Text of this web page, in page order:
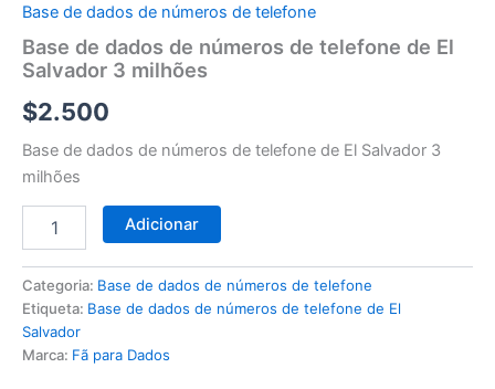
Base de dados de números de telefone
Base de dados de números de telefone de El
Salvador 3 milhões
$2.500
Base de dados de números de telefone de El Salvador 3
milhões
Adicionar
Categoria: Base de dados de números de telefone
Etiqueta: Base de dados de números de telefone de El
Salvador
Marca: Fã para Dados